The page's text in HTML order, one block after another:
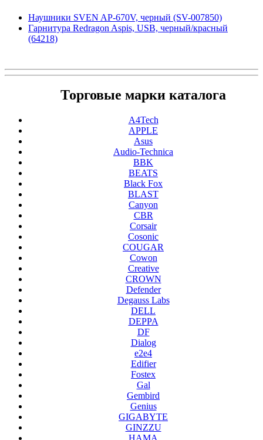
Наушники SVEN AP-670V, черный (SV-007850)
Гарнитура Redragon Aspis, USB, черный/красный
(64218)
Торговые марки каталога
A4Tech
APPLE
Asus
Audio-Technica
BBK
BEATS
Black Fox
BLAST
Canyon
CBR
Corsair
Cosonic
COUGAR
Cowon
Creative
CROWN
Defender
Degauss Labs
DELL
DEPPA
DF
Dialog
e2e4
Edifier
Fostex
Gal
Gembird
Genius
GIGABYTE
GINZZU